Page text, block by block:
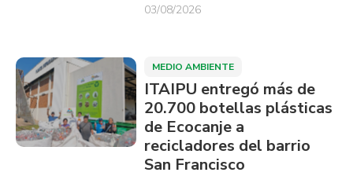
03/08/2026
MEDIO AMBIENTE
ITAIPU entregó más de
20.700 botellas plásticas
de Ecocanje a
recicladores del barrio
San Francisco